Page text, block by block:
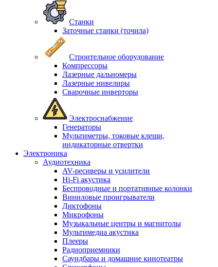
Станки
Заточные станки (точила)
Строительное оборудование
Компрессоры
Лазерные дальномеры
Лазерные нивелиры
Сварочные инверторы
Электроснабжение
Генераторы
Мультиметры, токовые клещи,
индикаторные отвертки
Электроника
Аудиотехника
AV-ресиверы и усилители
Hi-Fi акустика
Беспроводные и портативные колонки
Виниловые проигрыватели
Диктофоны
Микрофоны
Музыкальные центры и магнитолы
Мультимедиа акустика
Плееры
Радиоприемники
Саундбары и домашние кинотеатры